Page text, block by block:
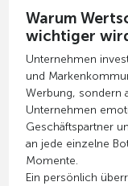
Warum
wichtiger
Unternehmen
und
Werbung, sondern
Unternehmen
Geschäftspartner
an jede einzelne
Momente.
Ein persönlich